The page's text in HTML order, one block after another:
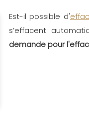
Est-il possible d'
s’effacent
demande pour